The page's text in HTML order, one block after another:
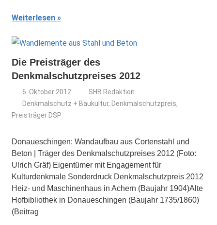
Weiterlesen
Die Preisträger des
Denkmalschutzpreises 2012
6. Oktober 2012
SHB Redaktion
Denkmalschutz + Baukultur, Denkmalschutzpreis,
Preisträger DSP
Donaueschingen: Wandaufbau aus Cortenstahl und
Beton | Träger des Denkmalschutzpreises 2012 (Foto:
Ulrich Gräf) Eigentümer mit Engagement für
Kulturdenkmale Sonderdruck Denkmalschutzpreis 2012
Heiz- und Maschinenhaus in Achern (Baujahr 1904)Alte
Hofbibliothek in Donaueschingen (Baujahr 1735/1860)
(Beitrag